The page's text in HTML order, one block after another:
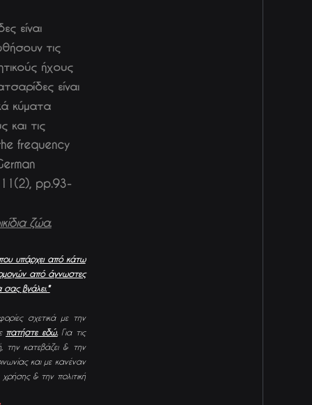
είναι
τις
ήχους
είναι
κύματα
και τις
frequency
pp.93-
ζώα.
υπάρχει από κάτω
από άγνωστες
βγάλει.*
σχετικά με την
πατήστε εδώ.Για τις
την κατεβάζει & την
και με κανέναν
& την πολιτική